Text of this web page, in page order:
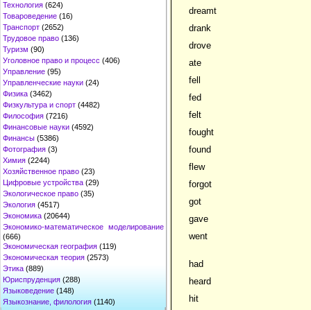
Технология (624)
Товароведение (16)
Транспорт (2652)
Трудовое право (136)
Туризм (90)
Уголовное право и процесс (406)
Управление (95)
Управленческие науки (24)
Физика (3462)
Физкультура и спорт (4482)
Философия (7216)
Финансовые науки (4592)
Финансы (5386)
Фотография (3)
Химия (2244)
Хозяйственное право (23)
Цифровые устройства (29)
Экологическое право (35)
Экология (4517)
Экономика (20644)
Экономико-математическое моделирование
(666)
Экономическая география (119)
Экономическая теория (2573)
Этика (889)
Юриспруденция (288)
Языковедение (148)
Языкознание, филология (1140)
dreamt
drank
drove
ate
fell
fed
felt
fought
found
flew
forgot
got
gave
went
had
heard
hit